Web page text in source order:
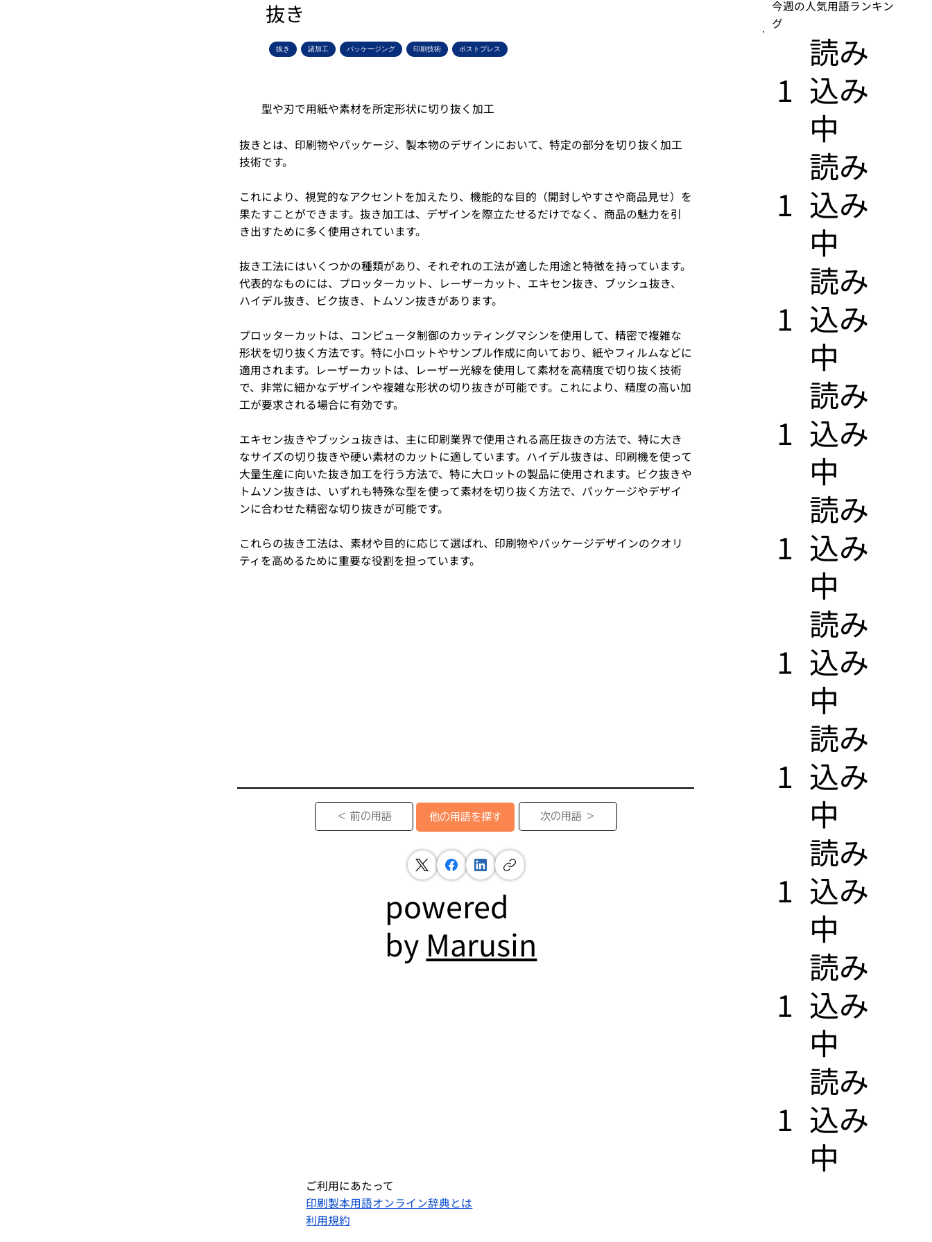
抜き
抜き 諸加工 パッケージング 印刷技術 ポストプレス
型や刃で用紙や素材を所定形状に切り抜く加工
抜きとは、印刷物やパッケージ、製本物のデザインにおいて、特定の部分を切り抜く加工
技術です。
これにより、視覚的なアクセントを加えたり、機能的な目的（開封しやすさや商品見せ）を
果たすことができます。抜き加工は、デザインを際立たせるだけでなく、商品の魅力を引
き出すために多く使用されています。
抜き工法にはいくつかの種類があり、それぞれの工法が適した用途と特徴を持っています。
代表的なものには、プロッターカット、レーザーカット、エキセン抜き、ブッシュ抜き、
ハイデル抜き、ビク抜き、トムソン抜きがあります。
プロッターカットは、コンピュータ制御のカッティングマシンを使用して、精密で複雑な
形状を切り抜く方法です。特に小ロットやサンプル作成に向いており、紙やフィルムなどに
適用されます。レーザーカットは、レーザー光線を使用して素材を高精度で切り抜く技術
で、非常に細かなデザインや複雑な形状の切り抜きが可能です。これにより、精度の高い加
工が要求される場合に有効です。
エキセン抜きやブッシュ抜きは、主に印刷業界で使用される高圧抜きの方法で、特に大き
なサイズの切り抜きや硬い素材のカットに適しています。ハイデル抜きは、印刷機を使って
大量生産に向いた抜き加工を行う方法で、特に大ロットの製品に使用されます。ビク抜きや
トムソン抜きは、いずれも特殊な型を使って素材を切り抜く方法で、パッケージやデザイ
ンに合わせた精密な切り抜きが可能です。
これらの抜き工法は、素材や目的に応じて選ばれ、印刷物やパッケージデザインのクオリ
ティを高めるために重要な役割を担っています。
今週の人気用語ランキン
グ
1
​読み
込み
中
1
​読み
込み
中
1
​読み
込み
中
1
​読み
込み
中
1
​読み
込み
中
1
​読み
込み
中
1
​読み
込み
中
1
​読み
込み
中
1
​読み
込み
中
1
​読み
込み
中
＜ 前の用語 他の用語を探す 次の用語 ＞
powered
by Marusin
ご利用にあたって
印刷製本用語オンライン辞典とは
利用規約​